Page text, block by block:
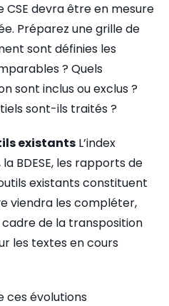
devra être en mesure
Préparez une grille de
sont définies les
? Quels
sont inclus ou exclus ?
sont-ils traités ?
existants L’index
BDESE, les rapports de
existants constituent
viendra les compléter,
de la transposition
les textes en cours
ces évolutions